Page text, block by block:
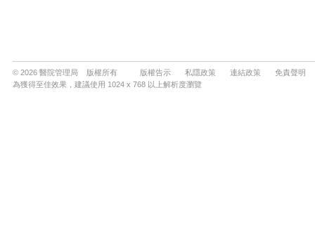
© 2026 醫院管理局 版權所有 版權告示 私隱政策 連結政策
免責聲明
為獲得至佳效果，建議使用 1024 x 768 以上解析度瀏覽